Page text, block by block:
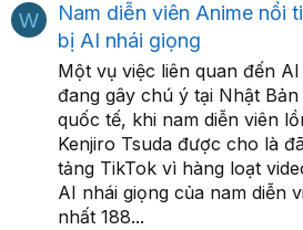
W
Nam diễn viên Anime nổi
bị AI nhái giọng
Một vụ việc liên quan đến
đang gây chú ý tại Nhật
quốc tế, khi nam diễn viên
Kenjiro Tsuda được cho là
tảng TikTok vì hàng loạt
AI nhái giọng của nam diễn
nhất 188...